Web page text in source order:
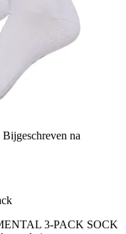
Bijgeschreven na
3-PACK SOCK